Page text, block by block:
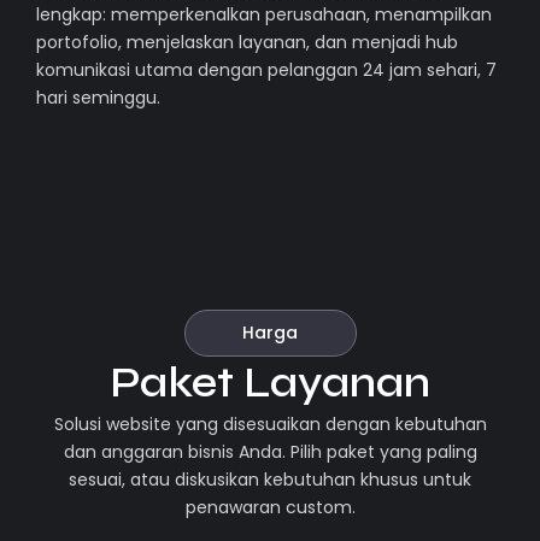
lengkap: memperkenalkan perusahaan, menampilkan
portofolio, menjelaskan layanan, dan menjadi hub
komunikasi utama dengan pelanggan 24 jam sehari, 7
hari seminggu.
Harga
Paket Layanan
Solusi website yang disesuaikan dengan kebutuhan
dan anggaran bisnis Anda. Pilih paket yang paling
sesuai, atau diskusikan kebutuhan khusus untuk
penawaran custom.